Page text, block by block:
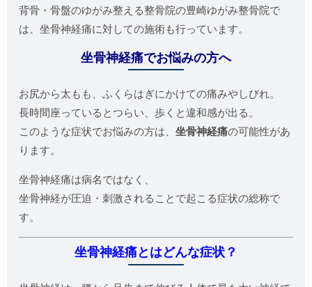
背骨・骨盤のゆがみ整える整骨院の豊崎ゆがみ整骨院で
は、坐骨神経痛に対しての施術も行っています。
坐骨神経痛でお悩みの方へ
お尻から太もも、ふくらはぎにかけての痛みやしびれ。
長時間座っているとつらい、歩くと違和感が出る。
このような症状でお悩みの方は、坐骨神経痛の可能性があ
ります。
坐骨神経痛は病名ではなく、
坐骨神経が圧迫・刺激されることで起こる症状の総称で
す。
坐骨神経痛とはどんな症状？